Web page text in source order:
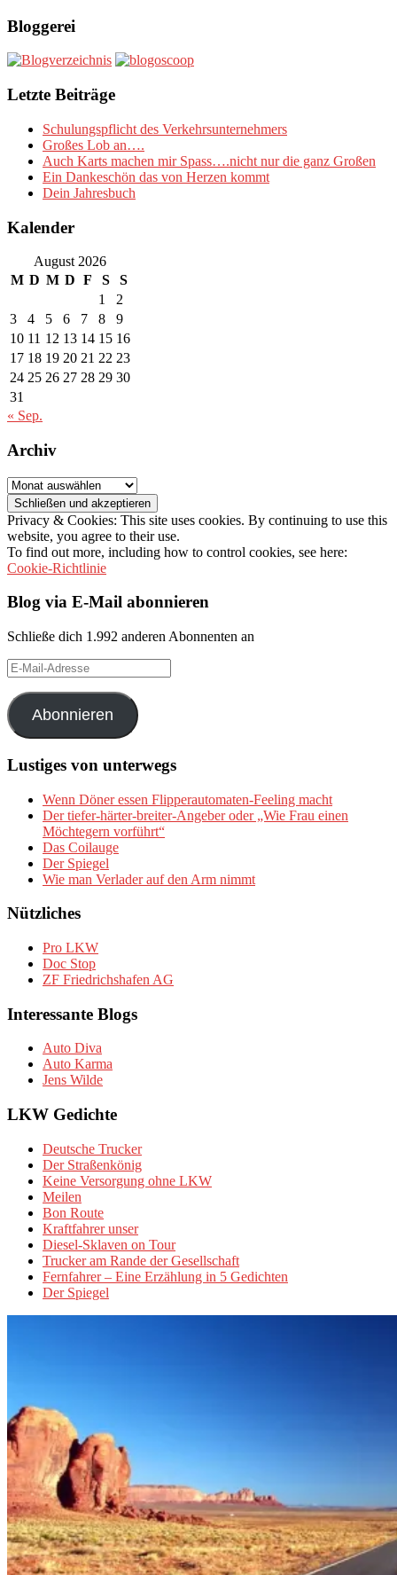
Bloggerei
Letzte Beiträge
Schulungspflicht des Verkehrsunternehmers
Großes Lob an….
Auch Karts machen mir Spass….nicht nur die ganz Großen
Ein Dankeschön das von Herzen kommt
Dein Jahresbuch
Kalender
August 2026
M D M D F S
S
1
2
3
4 5 6 7 8
9
10 11 12 13 14 15 16
17 18 19 20 21 22 23
24 25 26 27 28 29 30
31
« Sep.
Archiv
Archiv
Privacy & Cookies: This site uses cookies. By continuing to use this
website, you agree to their use.
To find out more, including how to control cookies, see here:
Cookie-Richtlinie
Blog via E-Mail abonnieren
Schließe dich 1.992 anderen Abonnenten an
E-
Mail-
Adresse
Abonnieren
Lustiges von unterwegs
Wenn Döner essen Flipperautomaten-Feeling macht
Der tiefer-härter-breiter-Angeber oder „Wie Frau einen
Möchtegern vorführt“
Das Coilauge
Der Spiegel
Wie man Verlader auf den Arm nimmt
Nützliches
Pro LKW
Doc Stop
ZF Friedrichshafen AG
Interessante Blogs
Auto Diva
Auto Karma
Jens Wilde
LKW Gedichte
Deutsche Trucker
Der Straßenkönig
Keine Versorgung ohne LKW
Meilen
Bon Route
Kraftfahrer unser
Diesel-Sklaven on Tour
Trucker am Rande der Gesellschaft
Fernfahrer – Eine Erzählung in 5 Gedichten
Der Spiegel